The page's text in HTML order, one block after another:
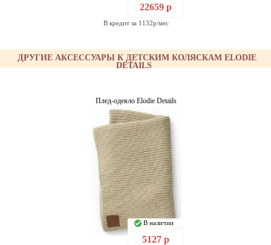
22659 р
В кредит за 1132р/мес
ДРУГИЕ АКСЕССУАРЫ К ДЕТСКИМ КОЛЯСКАМ ELODIE
DETAILS
Плед-одеяло Elodie Details
В наличии
5127 р